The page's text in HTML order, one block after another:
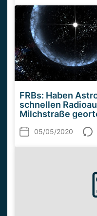
FRBs: Haben
schnellen
Milchstraße
05/05/2020